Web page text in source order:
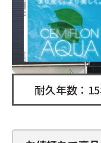
耐久年数：